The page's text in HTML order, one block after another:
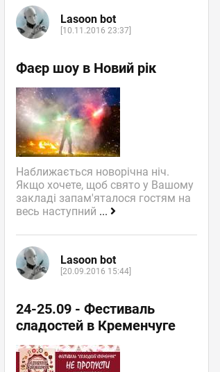
Lasoon bot
[10.11.2016 23:37]
Фаєр шоу в Новий рік
Наближається новорічна ніч.
Якщо хочете, щоб свято у Вашому
закладі запам'яталося гостям на
весь наступний ...
Lasoon bot
[20.09.2016 15:44]
24-25.09 - Фестиваль
сладостей в Кременчуге